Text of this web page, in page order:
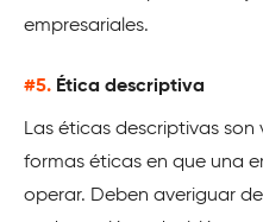
empresariales.
#5. Ética descriptiva
Las éticas descriptivas
formas éticas en que una
operar. Deben averiguar